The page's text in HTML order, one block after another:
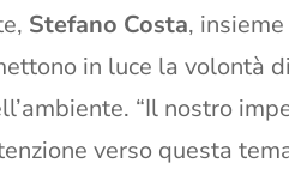
Stefano Costa,
in luce la volontà
“Il nostro
verso questa